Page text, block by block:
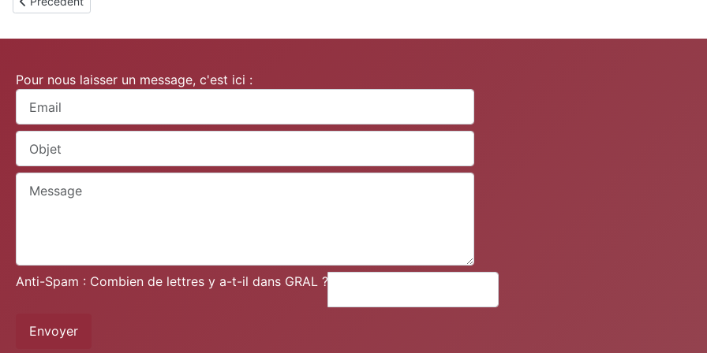
Pour nous laisser un message, c'est ici :
Anti-Spam : Combien de lettres y a-t-il dans GRAL ?